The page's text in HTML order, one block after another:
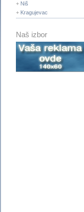
+ Niš
+ Kragujevac
Naš izbor